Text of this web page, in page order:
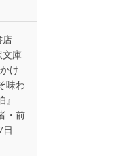
店
庫
け
味わ
・前